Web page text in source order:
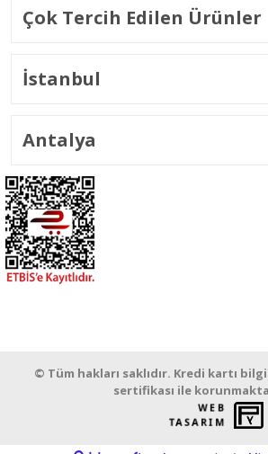
Çok Tercih Edilen Ürünler
İstanbul
Antalya
© Tüm hakları saklıdır. Kredi kartı
sertifikası ile
WEB
TASARIM